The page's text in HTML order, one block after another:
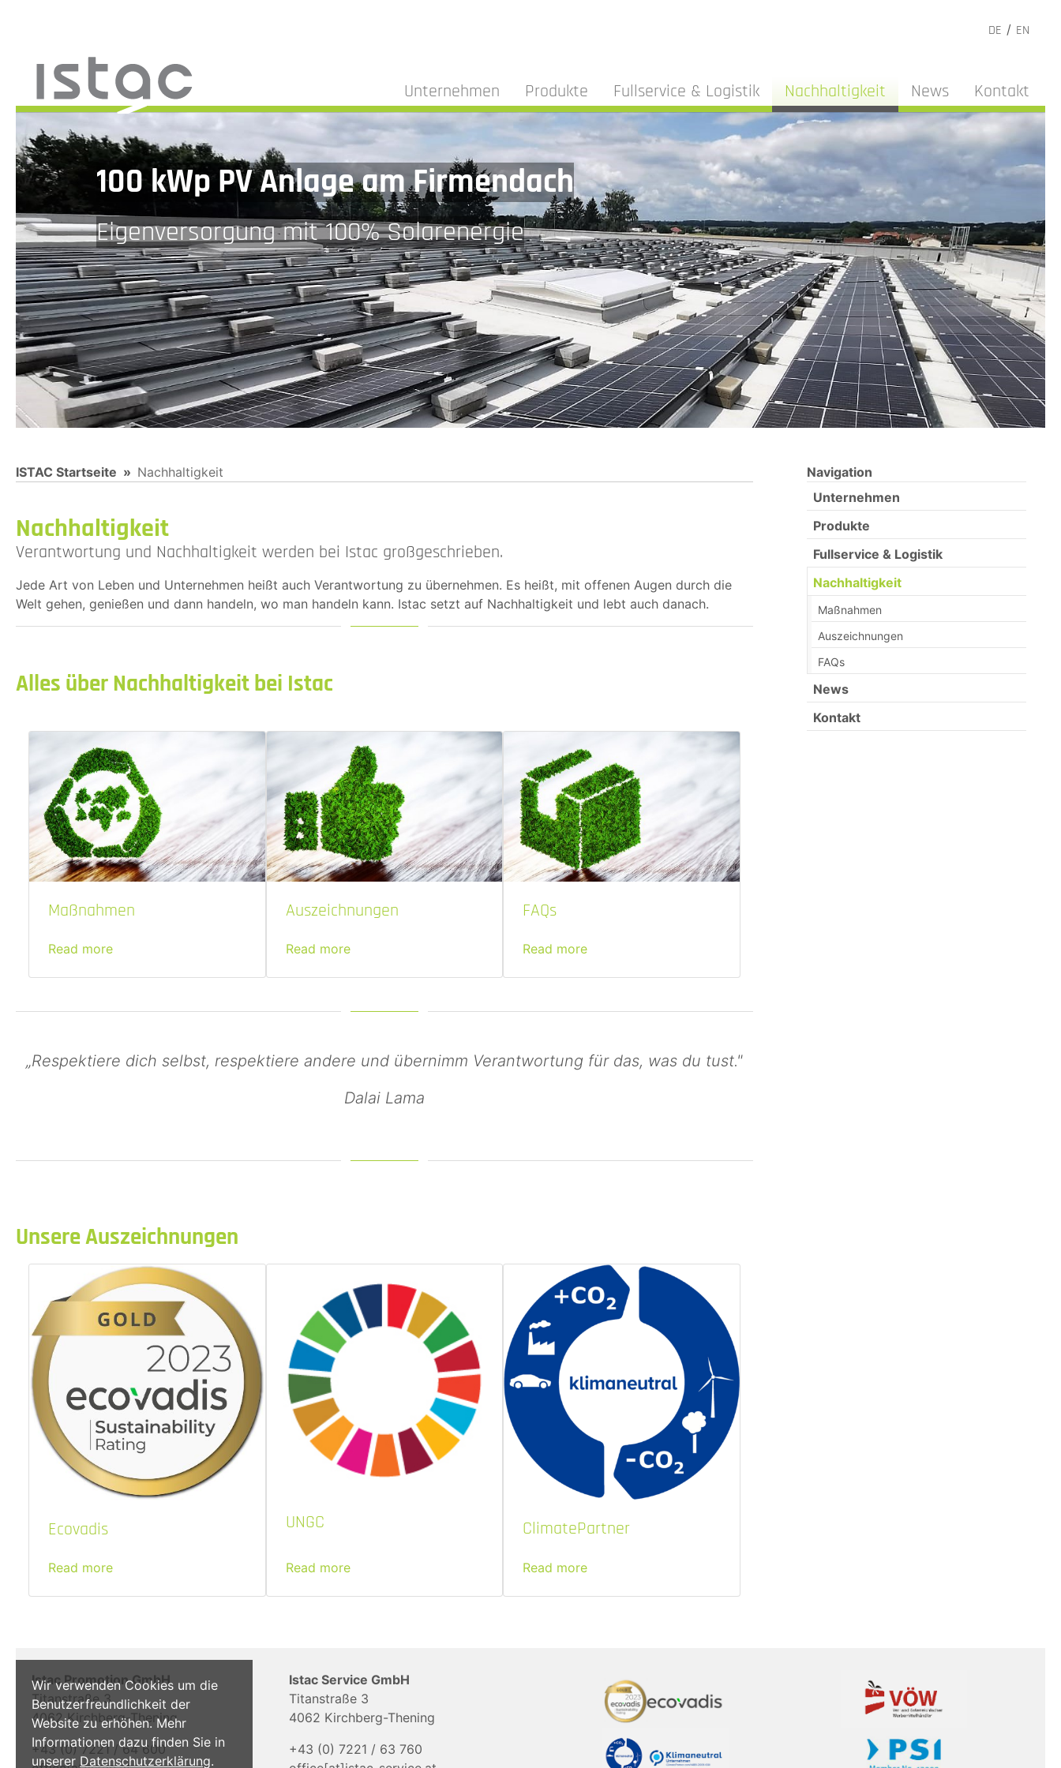
Wir verwenden Cookies um die
Benutzerfreundlichkeit der
Website zu erhöhen. Mehr
Informationen dazu finden Sie in
unserer Datenschutzerklärung.
DE EN
Unternehmen Produkte Fullservice & Logistik Nachhaltigkeit (current)
News Kontakt
100 kWp PV Anlage am Firmendach
Eigenversorgung mit 100% Solarenergie
You are here:
ISTAC Startseite Nachhaltigkeit
Nachhaltigkeit
Verantwortung und Nachhaltigkeit werden bei Istac großgeschrieben.
Jede Art von Leben und Unternehmen heißt auch Verantwortung zu übernehmen. Es heißt, mit offenen Augen durch die
Welt gehen, genießen und dann handeln, wo man handeln kann. Istac setzt auf Nachhaltigkeit und lebt auch danach.
Alles über Nachhaltigkeit bei Istac
Maßnahmen
Read more
Auszeichnungen
Read more
FAQs
Read more
„Respektiere dich selbst, respektiere andere und übernimm Verantwortung für das, was du tust."
Dalai Lama
Unsere Auszeichnungen
Ecovadis
Read more
UNGC
Read more
ClimatePartner
Read more
Navigation
Unternehmen
Produkte
Fullservice & Logistik
Nachhaltigkeit(current)
Maßnahmen
Auszeichnungen
FAQs
News
Kontakt
Istac Promotion GmbH
Titanstraße 3
4062 Kirchberg-Thening
+43 (0) 7221 / 64 600
Istac Service GmbH
Titanstraße 3
4062 Kirchberg-Thening
+43 (0) 7221 / 63 760